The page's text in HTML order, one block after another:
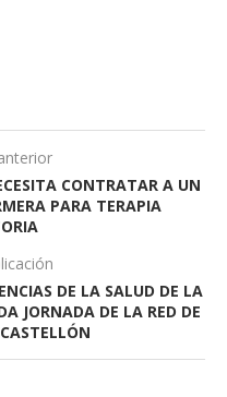
CONTRATAR A UN
PARA TERAPIA
DE LA SALUD DE LA
JORNADA DE LA RED DE